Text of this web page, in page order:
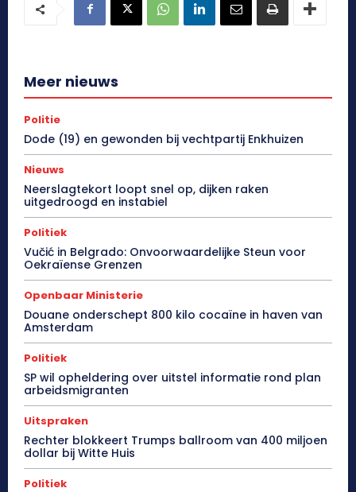
Meer nieuws
Politie
Dode (19) en gewonden bij vechtpartij Enkhuizen
Nieuws
Neerslagtekort loopt snel op, dijken raken
uitgedroogd en instabiel
Politiek
Vučić in Belgrado: Onvoorwaardelijke Steun voor
Oekraïense Grenzen
Openbaar Ministerie
Douane onderschept 800 kilo cocaïne in haven van
Amsterdam
Politiek
SP wil opheldering over uitstel informatie rond plan
arbeidsmigranten
Uitspraken
Rechter blokkeert Trumps ballroom van 400 miljoen
dollar bij Witte Huis
Politiek